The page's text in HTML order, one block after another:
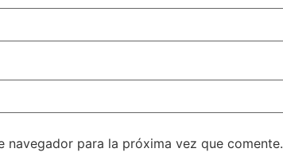
para la próxima vez que comente.